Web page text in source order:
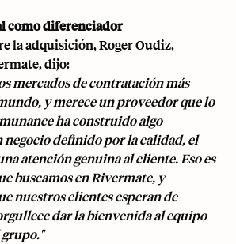
como diferenciador
la adquisición, Roger Oudiz,
dijo:
mercados de contratación más
y merece un proveedor que lo
ha construido algo
definido por la calidad, el
atención genuina al cliente. Eso es
buscamos en Rivermate, y
nuestros clientes esperan de
dar la bienvenida al equipo